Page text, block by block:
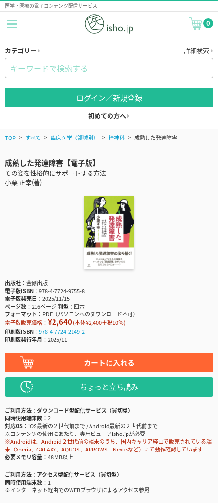
医学・医療の電子コンテンツ配信サービス
0
カテゴリー 詳細検索
ログイン／新規登録
初めての方へ
TOP すべて 臨床医学（領域別） 精神科 成熟した発達障害
成熟した発達障害【電子版】
その姿を性格的にサポートする方法
小栗 正幸(著)
出版社
金剛出版
電子版ISBN
978-4-7724-9755-8
電子版発売日
2025/11/15
ページ数
216ページ判型
四六
フォーマット
PDF（パソコンへのダウンロード不可）
電子版販売価格： ¥2,640(本体¥2,400＋税10％)
印刷版ISBN
978-4-7724-2149-2
印刷版発行年月
2025/11
カートに入れる
ちょっと立ち読み
ご利用方法
ダウンロード型配信サービス（買切型）
同時使用端末数
2
対応OS
iOS最新の２世代前まで / Android最新の２世代前まで
※コンテンツの使用にあたり、専用ビューアisho.jpが必要
※Androidは、Android２世代前の端末のうち、国内キャリア経由で販売されている端
末（Xperia、GALAXY、AQUOS、ARROWS、Nexusなど）にて動作確認しています
必要メモリ容量
48 MB以上
ご利用方法
アクセス型配信サービス（買切型）
同時使用端末数
1
※インターネット経由でのWEBブラウザによるアクセス参照